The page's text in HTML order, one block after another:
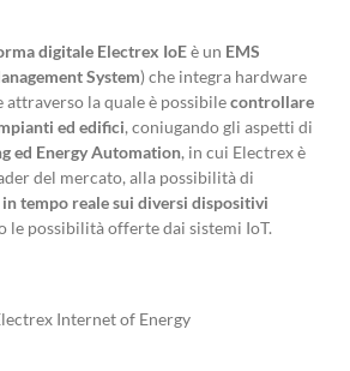
digitale Electrex IoEè un EMS
System) che integra hardware
attraverso la quale è possibilecontrollare
ed edifici, coniugando gli aspetti di
ed Energy Automation, in cui Electrex è
del mercato, alla possibilità di
tempo reale sui diversi dispositivi
le possibilità offerte dai sistemi IoT.